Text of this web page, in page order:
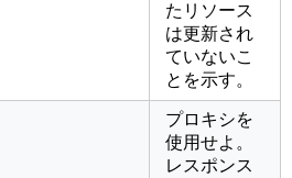
たリソース
は更新され
ていないこ
とを示す。
プロキシを
使用せよ。
レスポンス